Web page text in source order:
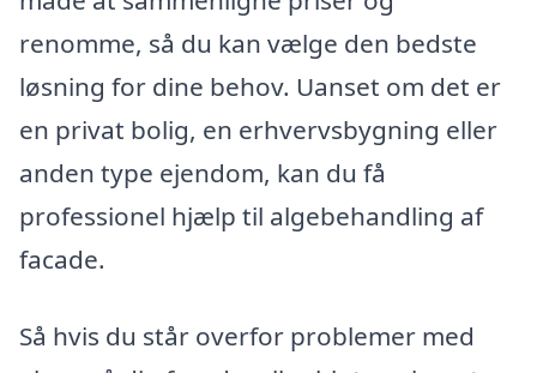
renomme, så du kan vælge den bedste
løsning for dine behov. Uanset om det er
en privat bolig, en erhvervsbygning eller
anden type ejendom, kan du få
professionel hjælp til algebehandling af
facade.
Så hvis du står overfor problemer med